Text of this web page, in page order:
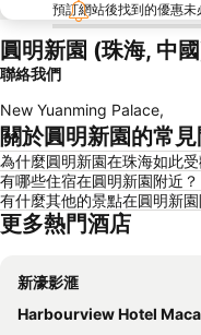
預訂網站後找到的優惠未
圓明新園 (珠海, 中
聯絡我們
New Yuanming Palace,
關於圓明新園的常
為什麼圓明新園在珠海如此受
有哪些住宿在圓明新園附近？
有什麼其他的景點在圓明新園
更多熱門酒店
新濠影滙
Harbourview Hotel